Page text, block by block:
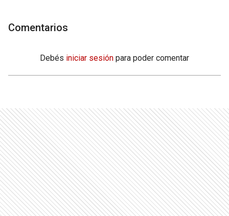
Comentarios
Debés iniciar sesión para poder comentar